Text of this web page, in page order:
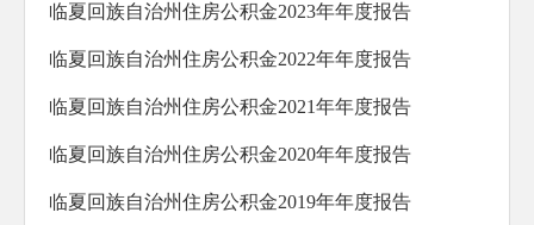
临夏回族自治州住房公积金2023年年度报告
临夏回族自治州住房公积金2022年年度报告
临夏回族自治州住房公积金2021年年度报告
临夏回族自治州住房公积金2020年年度报告
临夏回族自治州住房公积金2019年年度报告